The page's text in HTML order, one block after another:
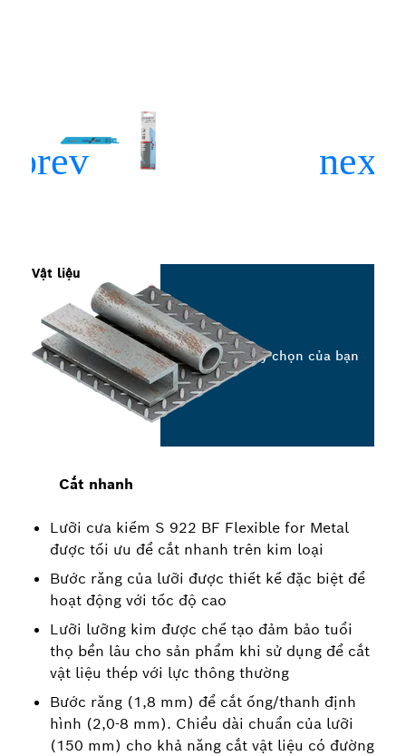
Cắt nhanh
Lưỡi cưa kiếm S 922 BF Flexible for Metal
được tối ưu để cắt nhanh trên kim loại
Bước răng của lưỡi được thiết kế đặc biệt để
hoạt động với tốc độ cao
Lưỡi lưỡng kim được chế tạo đảm bảo tuổi
thọ bền lâu cho sản phẩm khi sử dụng để cắt
vật liệu thép với lực thông thường
Bước răng (1,8 mm) để cắt ống/thanh định
hình (2,0-8 mm). Chiều dài chuẩn của lưỡi
(150 mm) cho khả năng cắt vật liệu có đường
Vật liệu
Chọn tùy chọn của bạn